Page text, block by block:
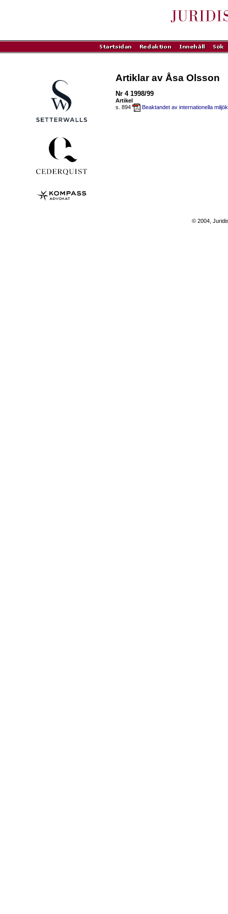
Artiklar av Åsa Olsson
Nr 4 1998/99
Artikel
s. 894
Beaktandet av internationella
© 2004,